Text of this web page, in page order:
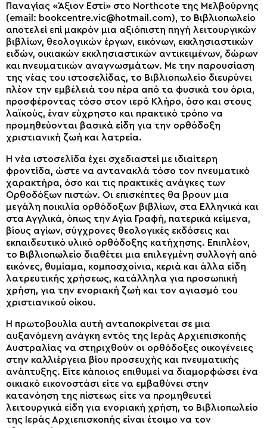
Παναγίας «Άξιον Εστί» στο Northcote της Μελβούρνης
(email: bookcentre.vic@hotmail.com), το Βιβλιοπωλείο
αποτελεί επί μακρόν μια αξιόπιστη πηγή λειτουργικών
βιβλίων, θεολογικών έργων, εικόνων, εκκλησιαστικών
ειδών, οικιακών εκκλησιαστικών αντικειμένων, δώρων
και πνευματικών αναγνωσμάτων. Με την παρουσίαση
της νέας του ιστοσελίδας, το Βιβλιοπωλείο διευρύνει
πλέον την εμβέλειά του πέρα από τα φυσικά του όρια,
προσφέροντας τόσο στον ιερό Κλήρο, όσο και στους
λαϊκούς, έναν εύχρηστο και πρακτικό τρόπο να
προμηθεύονται βασικά είδη για την ορθόδοξη
χριστιανική ζωή και λατρεία.
Η νέα ιστοσελίδα έχει σχεδιαστεί με ιδιαίτερη
φροντίδα, ώστε να αντανακλά τόσο τον πνευματικό
χαρακτήρα, όσο και τις πρακτικές ανάγκες των
Ορθοδόξων πιστών. Οι επισκέπτες θα βρουν μια
μεγάλη ποικιλία ορθόδοξων βιβλίων, στα Ελληνικά και
στα Αγγλικά, όπως την Αγία Γραφή, πατερικά κείμενα,
βίους αγίων, σύγχρονες θεολογικές εκδόσεις και
εκπαιδευτικό υλικό ορθόδοξης κατήχησης. Επιπλέον,
το Βιβλιοπωλείο διαθέτει μια επιλεγμένη συλλογή από
εικόνες, θυμίαμα, κομποσχοίνια, κεριά και άλλα είδη
λατρευτικής χρήσεως, κατάλληλα για προσωπική
χρήση, για την ενοριακή ζωή και τον αγιασμό του
χριστιανικού οίκου.
Η πρωτοβουλία αυτή ανταποκρίνεται σε μια
αυξανόμενη ανάγκη εντός της Ιεράς Αρχιεπισκοπής
Αυστραλίας να στηριχθούν οι ορθόδοξες οικογένειες
στην καλλιέργεια βίου προσευχής και πνευματικής
ανάπτυξης. Είτε κάποιος επιθυμεί να διαμορφώσει ένα
οικιακό εικονοστάσι είτε να εμβαθύνει στην
κατανόηση της πίστεως είτε να προμηθευτεί
λειτουργικά είδη για ενοριακή χρήση, το Βιβλιοπωλείο
της Ιεράς Αρχιεπισκοπής είναι έτοιμο να τον